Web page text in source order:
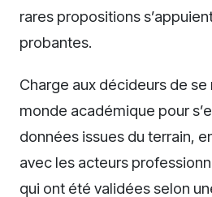
rares propositions
probantes.
Charge aux décideurs de
monde académique pour
données issues du terrain,
avec les acteurs
qui ont été validées selon